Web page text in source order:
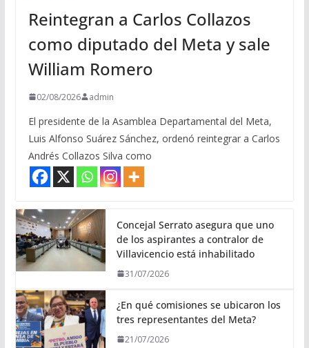
Reintegran a Carlos Collazos
como diputado del Meta y sale
William Romero
02/08/2026 admin
El presidente de la Asamblea Departamental del Meta,
Luis Alfonso Suárez Sánchez, ordenó reintegrar a Carlos
Andrés Collazos Silva como
Concejal Serrato asegura que uno
de los aspirantes a contralor de
Villavicencio está inhabilitado
31/07/2026
¿En qué comisiones se ubicaron los
tres representantes del Meta?
21/07/2026